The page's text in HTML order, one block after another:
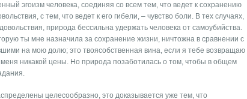
эгоизм человека, соединяя со всем тем, что ведет к сохранению
с тем, что ведет к его гибели, – чувство боли. В тех случаях,
природа бессильна удержать человека от самоубийства.
ты мне назначила за сохранение жизни, ничтожна в сравнении с
на мою долю; это твоясобственная вина, если я тебе возвращаю
никакой цены. Но природа позаботилась о том, чтобы в общем
целесообразно, это доказывается уже тем, что